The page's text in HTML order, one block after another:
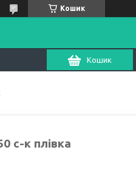
Кошик
Кошик
с-к плівка